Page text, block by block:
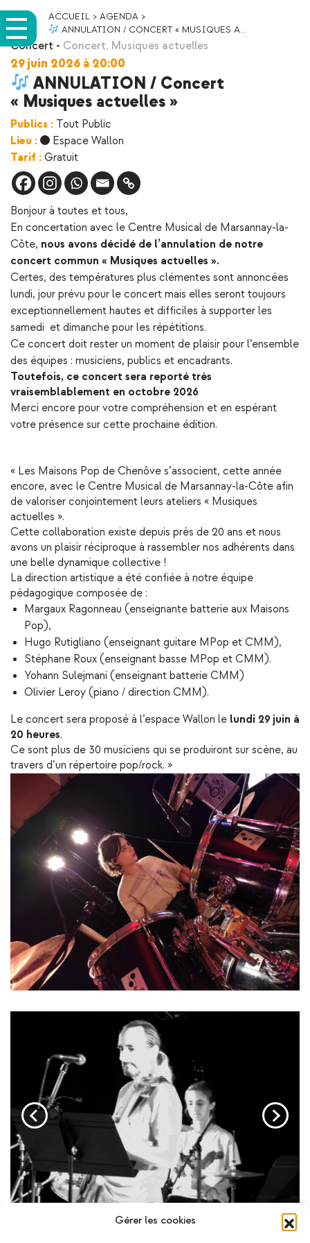
Gérer les cookies
ACCUEIL > AGENDA >
ANNULATION / CONCERT « MUSIQUES A...
Concert - Concert, Musiques actuelles
29 juin 2026 à 20:00
ANNULATION / Concert
« Musiques actuelles »
Publics : Tout Public
Lieu :
Espace Wallon
Tarif : Gratuit
Bonjour à toutes et tous,
En concertation avec le Centre Musical de Marsannay-la-
Côte, nous avons décidé de l’annulation de notre
concert commun « Musiques actuelles ».
Certes, des températures plus clémentes sont annoncées
lundi, jour prévu pour le concert mais elles seront toujours
exceptionnellement hautes et difficiles à supporter les
samedi et dimanche pour les répétitions.
Ce concert doit rester un moment de plaisir pour l’ensemble
des équipes : musiciens, publics et encadrants.
Toutefois, ce concert sera reporté très
vraisemblablement en octobre 2026
Merci encore pour votre compréhension et en espérant
votre présence sur cette prochaine édition.
« Les Maisons Pop de Chenôve s’associent, cette année
encore, avec le Centre Musical de Marsannay-la-Côte afin
de valoriser conjointement leurs ateliers « Musiques
actuelles ».
Cette collaboration existe depuis près de 20 ans et nous
avons un plaisir réciproque à rassembler nos adhérents dans
une belle dynamique collective !
La direction artistique a été confiée à notre équipe
pédagogique composée de :
Margaux Ragonneau (enseignante batterie aux Maisons
Pop),
Hugo Rutigliano (enseignant guitare MPop et CMM),
Stéphane Roux (enseignant basse MPop et CMM).
Yohann Sulejmani (enseignant batterie CMM)
Olivier Leroy (piano / direction CMM).
Le concert sera proposé à l’espace Wallon le lundi 29 juin à
20 heures.
Ce sont plus de 30 musiciens qui se produiront sur scène, au
travers d’un répertoire pop/rock. »